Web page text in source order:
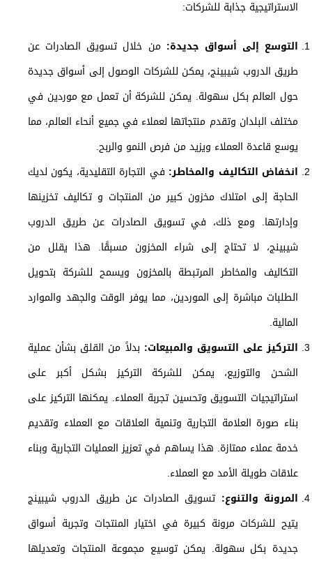
الاستراتيجية جذابة للشركات:
التوسع إلى أسواق جديدة:من خلال تسويق الصادرات عن
طريق الدروب شيبينج، يمكن للشركات الوصول إلى أسواق جديدة
حول العالم بكل سهولة. يمكن للشركة أن تعمل مع موردين في
مختلف البلدان وتقدم منتجاتها لعملاء في جميع أنحاء العالم، مما
يوسع قاعدة العملاء ويزيد من فرص النمو والربح.
انخفاض التكاليف والمخاطر: في التجارة التقليدية، يكون لديك
الحاجة إلى امتلاك مخزون كبير من المنتجات و تكاليف تخزينها
وإدارتها. ومع ذلك، في تسويق الصادرات عن طريق الدروب
شيبينج، لا تحتاج إلى شراء المخزون مسبقًا. هذا يقلل من
التكاليف والمخاطر المرتبطة بالمخزون ويسمح للشركة بتحويل
الطلبات مباشرة إلى الموردين، مما يوفر الوقت والجهد والموارد
المالية.
التركيز على التسويق والمبيعات: بدلاً من القلق بشأن عملية
الشحن والتوزيع، يمكن للشركة التركيز بشكل أكبر على
استراتيجيات التسويق وتحسين تجربة العملاء. يمكنها التركيز على
بناء صورة العلامة التجارية وتنمية العلاقات مع العملاء وتقديم
خدمة عملاء ممتازة. هذا يساهم في تعزيز العمليات التجارية وبناء
علاقات طويلة الأمد مع العملاء.
المرونة والتنوع: تسويق الصادرات عن طريق الدروب شيبينج
يتيح للشركات مرونة كبيرة في اختيار المنتجات وتجربة أسواق
جديدة بكل سهولة. يمكن توسيع مجموعة المنتجات وتعديلها